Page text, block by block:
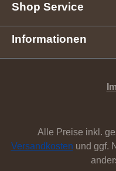
Shop Service
Informationen
Alle Preise inkl.
Versandkosten und ggf.